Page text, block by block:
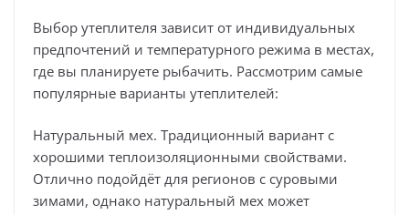
Выбор утеплителя зависит от индивидуальных
предпочтений и температурного режима в местах,
где вы планируете рыбачить. Рассмотрим самые
популярные варианты утеплителей:
Натуральный мех. Традиционный вариант с
хорошими теплоизоляционными свойствами.
Отлично подойдёт для регионов с суровыми
зимами, однако натуральный мех может